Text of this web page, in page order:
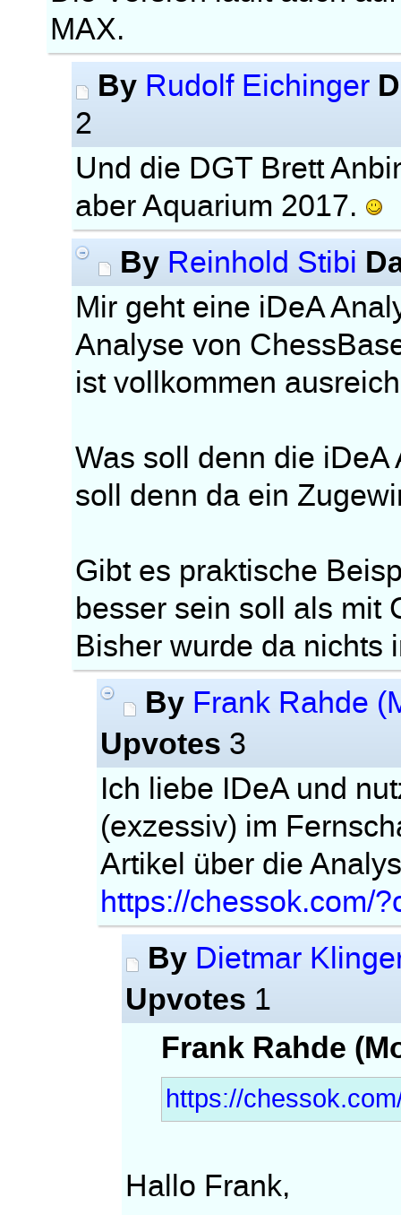
MAX.
By Rudolf Eichinger
2
Und die DGT Brett
aber Aquarium 2017.
By Reinhold Stibi
Mir geht eine iDeA
Analyse von
ist vollkommen
Was soll denn die
soll denn da ein
Gibt es praktische
besser sein soll als mit
Bisher wurde da nichts
By Frank Rahde
Upvotes 3
Ich liebe IDeA und
(exzessiv) im
Artikel über die
https://chessok.com/
By Dietmar
Upvotes 1
Frank Rahde
https://
Hallo Frank,